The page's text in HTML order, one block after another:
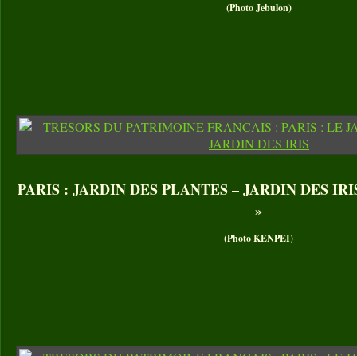
(Photo Jebulon)
PARIS : JARDIN DES PLANTES – JARDIN DES
»
(Photo KENPEI)